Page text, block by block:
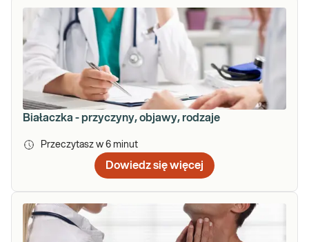
Białaczka - przyczyny, objawy, rodzaje
Przeczytasz w 6 minut
Dowiedz się więcej